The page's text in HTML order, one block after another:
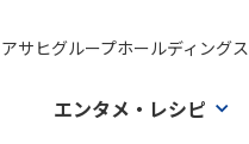
アサヒグループホールディングス
エンタメ・レシピ